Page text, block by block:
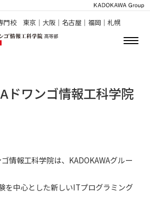
門校 東京｜大阪｜名古屋｜福岡｜札幌
ドワンゴ情報工科学院
情報工科学院は、KADOKAWAグルー
を中心とした新しいITプログラミング